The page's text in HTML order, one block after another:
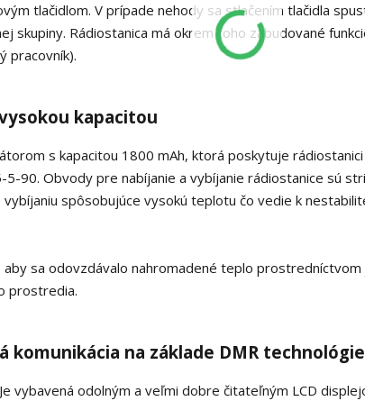
tlačidlom. V prípade nehody sa stlačením tlačidla
skupiny. Rádiostanica má okrem toho zabudované
pracovník).
kapacitou
s kapacitou 1800 mAh, ktorá poskytuje
90. Obvody pre nabíjanie a vybíjanie rádiostanice sú
vybíjaniu spôsobujúce vysokú teplotu čo vedie k
aby sa odovzdávalo nahromadené teplo
prostredia.
komunikácia na základe DMR technológie
vybavená odolným a veľmi dobre čitateľným LCD